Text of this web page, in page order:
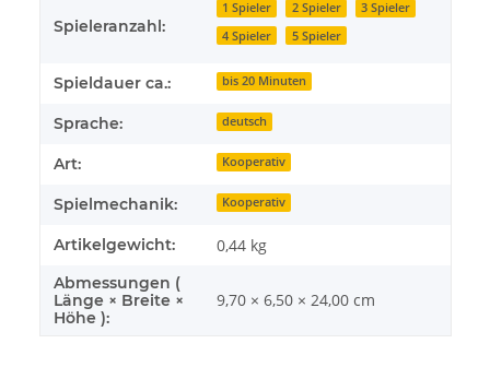
Spieleranzahl:
1 Spieler 2 Spieler
3 Spieler
4 Spieler
5 Spieler
Spieldauer ca.: bis 20 Minuten
Sprache: deutsch
Art: Kooperativ
Spielmechanik: Kooperativ
Artikelgewicht: 0,44 kg
Abmessungen (
Länge × Breite ×
Höhe ):
9,70 × 6,50 × 24,00 cm